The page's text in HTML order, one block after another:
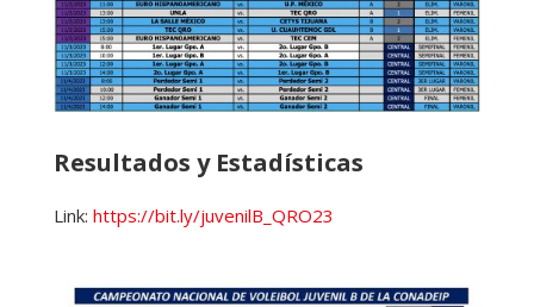
Resultados y Estadísticas
Link: https://bit.ly/juvenilB_QRO23